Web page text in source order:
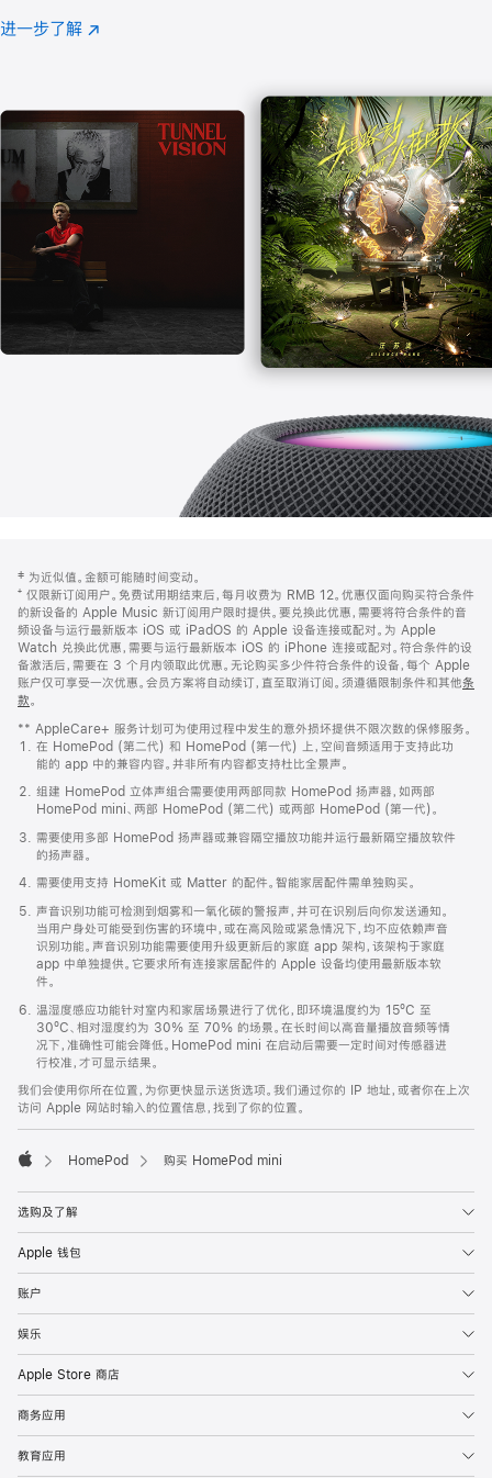
注
进一步了解 Apple
(在
口
中
打
开)
页
页
脚
注
‡ 为近似值。金额可能随时间变动。
⁺ 仅限新订阅用户。免费试用期结束后，每月收费为 RMB 12。优惠仅面向购买符合条件
的新设备的 Apple Music 新订阅用户限时提供。要兑换此优惠，需要将符合条件的音
频设备与运行最新版本 iOS 或 iPadOS 的 Apple 设备连接或配对。为 Apple
Watch 兑换此优惠，需要与运行最新版本 iOS 的 iPhone 连接或配对。符合条件的设
备激活后，需要在 3 个月内领取此优惠。无论购买多少件符合条件的设备，每个 Apple
账户仅可享受一次优惠。会员方案将自动续订，直至取消订阅。须遵循限制条件和其他条
款。
窗
口
中
打
开)
** AppleCare+ 服务计划可为使用过程中发生的意外损坏提供不限次数的保修服务。
在 HomePod (第二代) 和 HomePod (第一代) 上，空间音频适用于支持此功
能的 app 中的兼容内容。并非所有内容都支持杜比全景声。
组建 HomePod 立体声组合需要使用两部同款 HomePod 扬声器，如两部
HomePod mini、两部 HomePod (第二代) 或两部 HomePod (第一代)。
需要使用多部 HomePod 扬声器或兼容隔空播放功能并运行最新隔空播放软件
的扬声器。
需要使用支持 HomeKit 或 Matter 的配件。智能家居配件需单独购买。
声音识别功能可检测到烟雾和一氧化碳的警报声，并可在识别后向你发送通知。
当用户身处可能受到伤害的环境中，或在高风险或紧急情况下，均不应依赖声音
识别功能。声音识别功能需要使用升级更新后的家庭 app 架构，该架构于家庭
app 中单独提供。它要求所有连接家居配件的 Apple 设备均使用最新版本软
件。
温湿度感应功能针对室内和家居场景进行了优化，即环境温度约为 15ºC 至
30ºC、相对湿度约为 30% 至 70% 的场景。在长时间以高音量播放音频等情
况下，准确性可能会降低。HomePod mini 在启动后需要一定时间对传感器进
行校准，才可显示结果。
我们会使用你所在位置，为你更快显示送货选项。我们通过你的 IP 地址，或者你在上次
访问 Apple 网站时输入的位置信息，找到了你的位置。
HomePod 购买 HomePod mini
选购及了解
Apple 钱包
账户
娱乐
Apple Store 商店
商务应用
教育应用